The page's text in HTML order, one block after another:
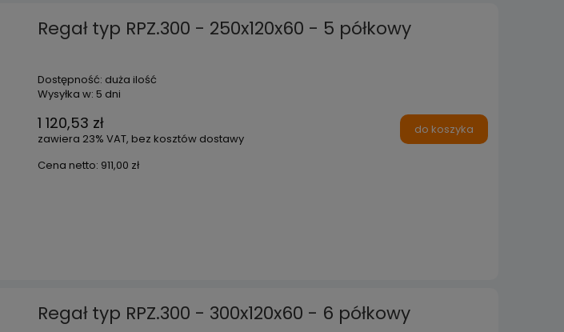
Regał typ RPZ.300 - 250x120x60 - 5 półkowy
Dostępność: duża ilość
Wysyłka w: 5 dni
1 120,53 zł
zawiera 23% VAT, bez kosztów dostawy
Cena netto: 911,00 zł
do koszyka
Regał typ RPZ.300 - 300x120x60 - 6 półkowy